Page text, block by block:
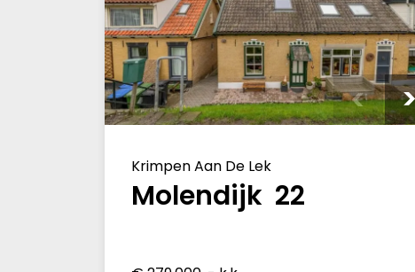
Krimpen Aan De Lek
Molendijk 22